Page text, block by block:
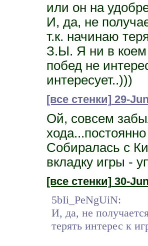
или он на
И, да, не
т.к. начинаю
З.Ы. Я ни в коем
побед не
интересует..)))
[все стенки] 29-
Ой, совсем
Собиралась с
вкладку игры -
[все стенки]30-
5bIi_PeNgUiN:
И, да, не
терять интерес к